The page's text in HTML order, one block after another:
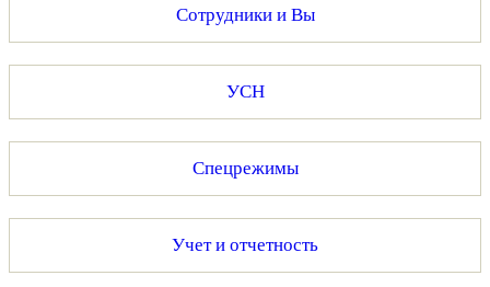
Сотрудники и Вы
УСН
Спецрежимы
Учет и отчетность